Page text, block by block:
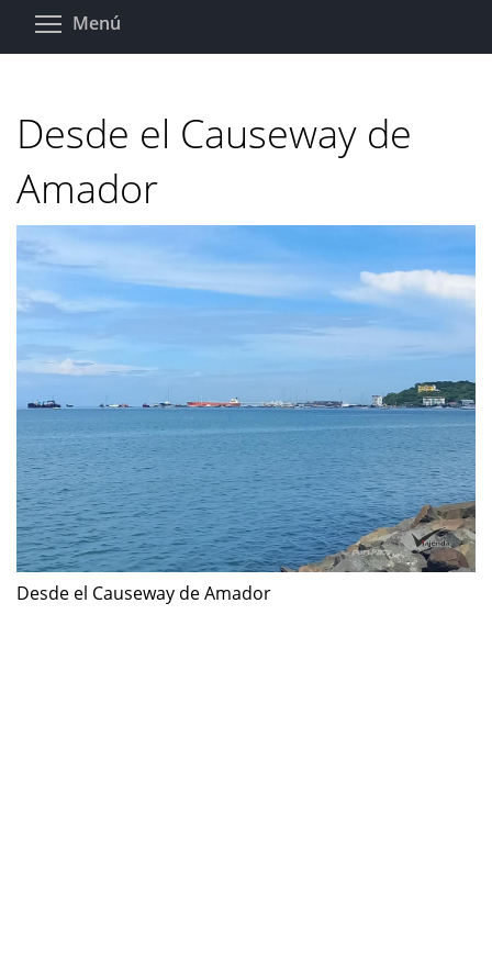
Pasar
Menú
Desde el Causeway de
Amador
Desde el Causeway de Amador